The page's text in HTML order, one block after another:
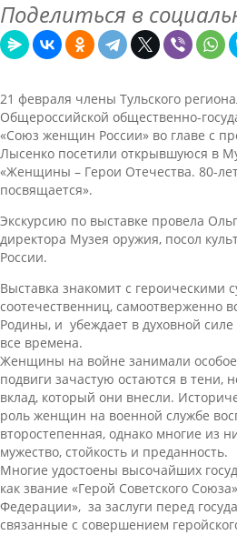
Поделиться в
21 февраля члены Тульского
Общероссийской общественно-
«Союз женщин России» во главе с
Лысенко посетили открывшуюся в
«Женщины – Герои Отечества. 80-
посвящается».
Экскурсию по выставке провела
директора Музея оружия, посол
России.
Выставка знакомит с героическими
соотечественниц, самоотверженно
Родины, и убеждает в духовной
все времена.
Женщины на войне занимали особое
подвиги зачастую остаются в тени,
вклад, который они внесли.
роль женщин на военной службе
второстепенная, однако многие из
мужество, стойкость и преданность.
Многие удостоены высочайших
как звание «Герой Советского
Федерации», за заслуги перед
связанные с совершением